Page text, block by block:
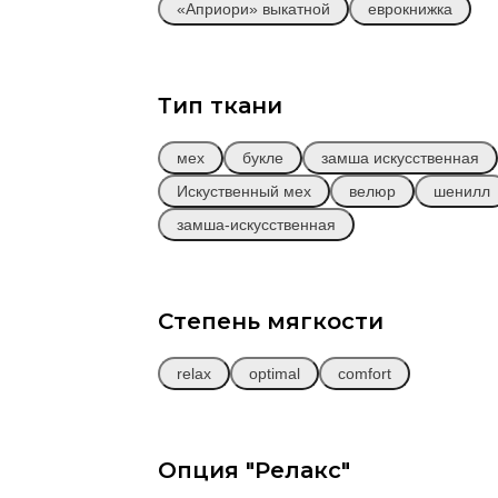
«Априори» выкатной
еврокнижка
Тип ткани
мех букле замша искусственная
Искуственный мех
велюр
шенилл
замша-искусственная
Степень мягкости
relax optimal comfort
Опция "Релакс"
Прямой